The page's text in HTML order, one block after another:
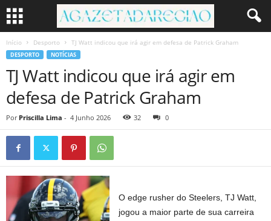
Início Desporto TJ Watt indicou que irá agir em defesa de Patrick Graham
DESPORTO NOTÍCIAS
TJ Watt indicou que irá agir em
defesa de Patrick Graham
Por Priscilla Lima - 4 Junho 2026 32 0
O edge rusher do Steelers, TJ Watt,
jogou a maior parte de sua carreira